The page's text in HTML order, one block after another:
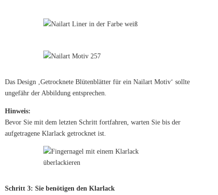
Das Design ‚Getrocknete Blütenblätter für ein Nailart Motiv‘ sollte
ungefähr der Abbildung entsprechen.
Hinweis:
Bevor Sie mit dem letzten Schritt fortfahren, warten Sie bis der
aufgetragene Klarlack getrocknet ist.
Schritt 3: Sie benötigen den Klarlack